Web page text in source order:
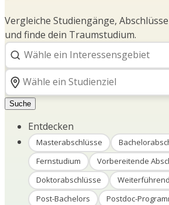
Vergleiche Studiengänge,
und finde dein Traumstudium.
Suche
Entdecken
Masterabschlüsse
Fernstudium
Vorbereitende
Doktorabschlüsse
Post-Bachelors
Postdoc-